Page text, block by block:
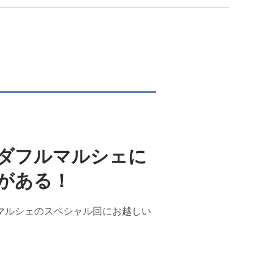
フルマルシェに
ある！
シェのスペシャル回にお越しい